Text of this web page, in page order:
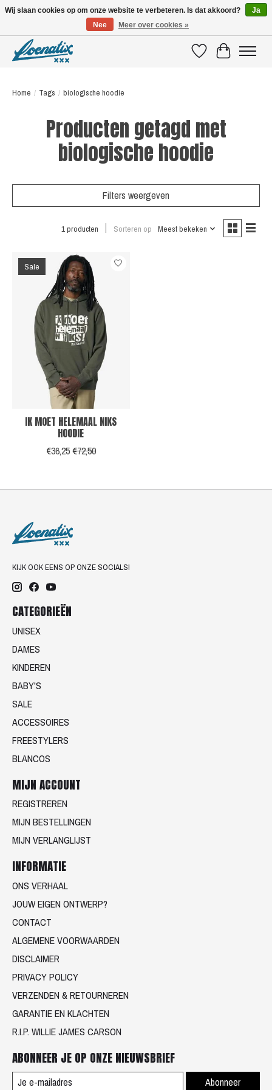
VerlanglijstWinkelwagen
Home / Tags / biologische hoodie
Producten getagd met
biologische hoodie
Filters weergeven
1 producten Sorteren op Meest bekeken
Sale
IK MOET HELEMAAL NIKS
HOODIE
€36,25€72,50
KIJK OOK EENS OP ONZE SOCIALS!
CATEGORIEËN
UNISEX
DAMES
KINDEREN
BABY'S
SALE
ACCESSOIRES
FREESTYLERS
BLANCOS
MIJN ACCOUNT
REGISTREREN
MIJN BESTELLINGEN
MIJN VERLANGLIJST
INFORMATIE
ONS VERHAAL
JOUW EIGEN ONTWERP?
CONTACT
ALGEMENE VOORWAARDEN
DISCLAIMER
PRIVACY POLICY
VERZENDEN & RETOURNEREN
GARANTIE EN KLACHTEN
R.I.P. WILLIE JAMES CARSON
ABONNEER JE OP ONZE NIEUWSBRIEF
Abonneer
Wij slaan cookies op om onze website te verbeteren. Is dat akkoord?
Ja
Nee
Meer over cookies »